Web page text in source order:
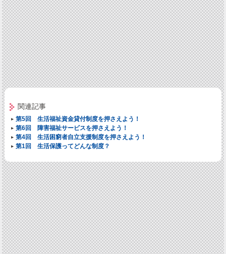
関連記事
第5回 生活福祉資金貸付制度を押さえよう！
第6回 障害福祉サービスを押さえよう！
第4回 生活困窮者自立支援制度を押さえよう！
第1回 生活保護ってどんな制度？